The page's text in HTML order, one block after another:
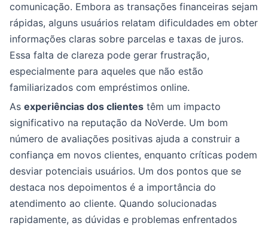
comunicação. Embora as transações financeiras sejam
rápidas, alguns usuários relatam dificuldades em obter
informações claras sobre parcelas e taxas de juros.
Essa falta de clareza pode gerar frustração,
especialmente para aqueles que não estão
familiarizados com empréstimos online.
As experiências dos clientes têm um impacto
significativo na reputação da NoVerde. Um bom
número de avaliações positivas ajuda a construir a
confiança em novos clientes, enquanto críticas podem
desviar potenciais usuários. Um dos pontos que se
destaca nos depoimentos é a importância do
atendimento ao cliente. Quando solucionadas
rapidamente, as dúvidas e problemas enfrentados